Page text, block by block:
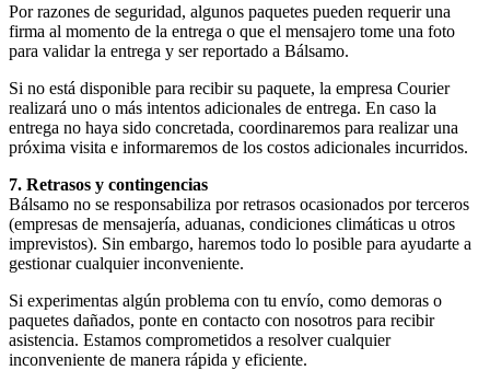
Por razones de seguridad, algunos paquetes pueden requerir una
firma al momento de la entrega o que el mensajero tome una foto
para validar la entrega y ser reportado a Bálsamo.
Si no está disponible para recibir su paquete, la empresa Courier
realizará uno o más intentos adicionales de entrega. En caso la
entrega no haya sido concretada, coordinaremos para realizar una
próxima visita e informaremos de los costos adicionales incurridos.
7. Retrasos y contingencias
Bálsamo no se responsabiliza por retrasos ocasionados por terceros
(empresas de mensajería, aduanas, condiciones climáticas u otros
imprevistos). Sin embargo, haremos todo lo posible para ayudarte a
gestionar cualquier inconveniente.
Si experimentas algún problema con tu envío, como demoras o
paquetes dañados, ponte en contacto con nosotros para recibir
asistencia. Estamos comprometidos a resolver cualquier
inconveniente de manera rápida y eficiente.